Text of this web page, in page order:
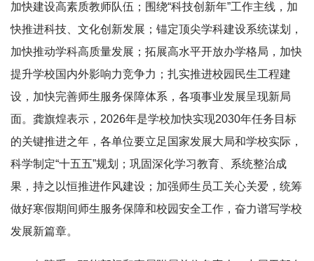
加快建设高素质教师队伍；围绕“科技创新年”工作主线，加
快推进科技、文化创新发展；锚定顶尖学科建设系统谋划，
加快推动学科高质量发展；拓展高水平开放办学格局，加快
提升学校国内外影响力竞争力；扎实推进校园民生工程建
设，加快完善师生服务保障体系，各项事业发展呈现新局
面。龚旗煌表示，2026年是学校加快实现2030年任务目标
的关键推进之年，各单位要立足国家发展大局和学校实际，
科学制定“十五五”规划；巩固深化学习教育、系统整治成
果，持之以恒推进作风建设；加强师生员工关心关爱，统筹
做好寒假期间师生服务保障和校园安全工作，奋力谱写学校
发展新篇章。